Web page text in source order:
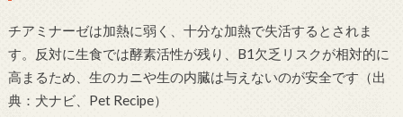
チアミナーゼは加熱に弱く、十分な加熱で失活するとされま
す。反対に生食では酵素活性が残り、B1欠乏リスクが相対的に
高まるため、生のカニや生の内臓は与えないのが安全です（出
典：犬ナビ、Pet Recipe）